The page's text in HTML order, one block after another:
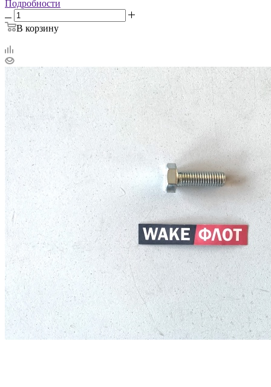
Подробности
В корзину